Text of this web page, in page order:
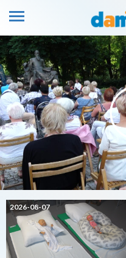
2026-08-07